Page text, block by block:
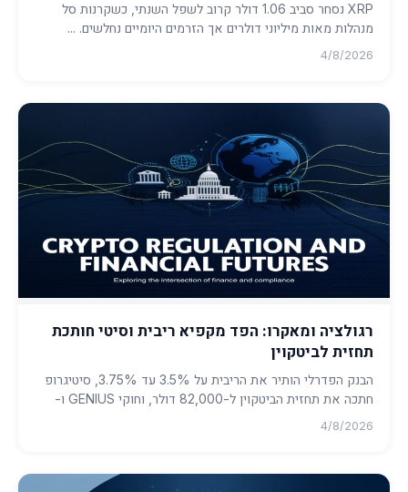
XRP נסחר סביב 1.06 דולר קרוב לשפל השנתי, כשקרנות סל
מנהלות מאות מיליוני דולרים אך הזרמים היומיים נחלשים. ...
4/8/2026
רגולציה ומאקרו: הפד מקפיא ריבית וסיטי חותכת
תחזית לביטקוין
הבנק הפדרלי הותיר את הריבית על 3.5% עד 3.75%, סיטיגרופ
חתכה את תחזית הביטקוין ל-82,000 דולר, וחוקי GENIUS ו-
4/8/2026